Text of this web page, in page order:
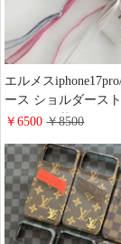
エルメス
ース ショルダース
ラメ ヘビ革 HERMES
ードポッケト付き
Pixel 9/9Pro 斜めが
おしゃれ ブランド
S25/S25Ultraスマホ
愛い多機種対応
￥6500￥8500